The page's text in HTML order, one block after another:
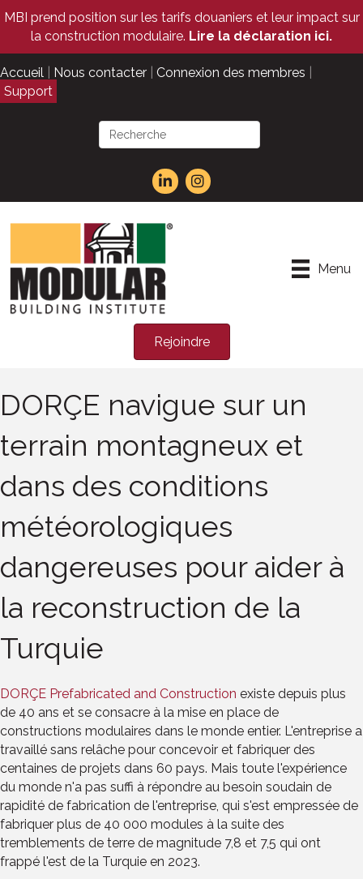
MBI prend position sur les tarifs douaniers et leur impact sur
la construction modulaire. Lire la déclaration ici.
Accueil Nous contacter Connexion des membres
Support
Menu
Rejoindre
DORÇE navigue sur un
terrain montagneux et
dans des conditions
météorologiques
dangereuses pour aider à
la reconstruction de la
Turquie
DORÇE Prefabricated and Construction existe depuis plus
de 40 ans et se consacre à la mise en place de
constructions modulaires dans le monde entier. L'entreprise a
travaillé sans relâche pour concevoir et fabriquer des
centaines de projets dans 60 pays. Mais toute l'expérience
du monde n'a pas suffi à répondre au besoin soudain de
rapidité de fabrication de l'entreprise, qui s'est empressée de
fabriquer plus de 40 000 modules à la suite des
tremblements de terre de magnitude 7,8 et 7,5 qui ont
frappé l'est de la Turquie en 2023.